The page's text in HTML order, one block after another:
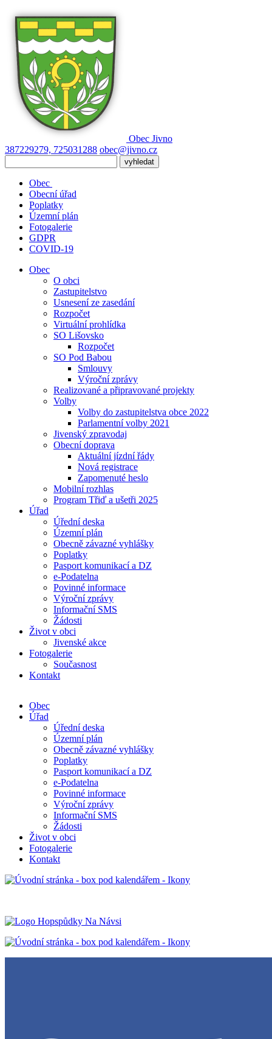
Obec Jivno
387229279, 725031288 obec@jivno.cz
Obec
Obecní úřad
Poplatky
Územní plán
Fotogalerie
GDPR
COVID-19
Obec
O obci
Zastupitelstvo
Usnesení ze zasedání
Rozpočet
Virtuální prohlídka
SO Lišovsko
Rozpočet
SO Pod Babou
Smlouvy
Výroční zprávy
Realizované a připravované projekty
Volby
Volby do zastupitelstva obce 2022
Parlamentní volby 2021
Jivenský zpravodaj
Obecní doprava
Aktuální jízdní řády
Nová registrace
Zapomenuté heslo
Mobilní rozhlas
Program Třiď a ušetři 2025
Úřad
Úřední deska
Územní plán
Obecně závazné vyhlášky
Poplatky
Pasport komunikací a DZ
e-Podatelna
Povinné informace
Výroční zprávy
Informační SMS
Žádosti
Život v obci
Jivenské akce
Fotogalerie
Současnost
Kontakt
Obec
Úřad
Úřední deska
Územní plán
Obecně závazné vyhlášky
Poplatky
Pasport komunikací a DZ
e-Podatelna
Povinné informace
Výroční zprávy
Informační SMS
Žádosti
Život v obci
Fotogalerie
Kontakt